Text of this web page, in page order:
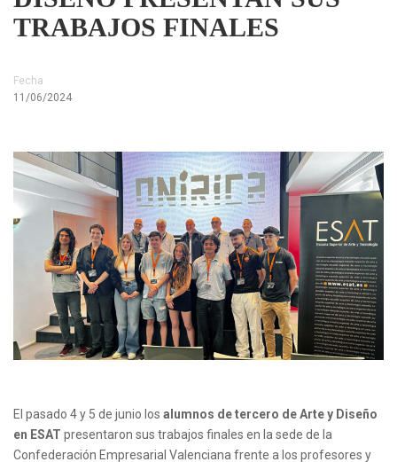
TRABAJOS FINALES
Fecha
11/06/2024
El pasado 4 y 5 de junio los alumnos de tercero de Arte y Diseño
en ESAT presentaron sus trabajos finales en la sede de la
Confederación Empresarial Valenciana frente a los profesores y